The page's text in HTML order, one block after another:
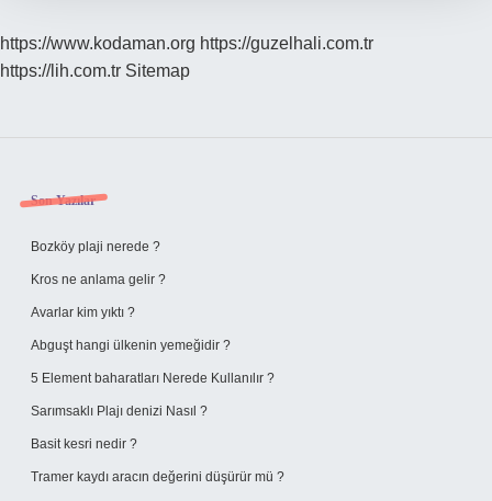
https://www.kodaman.org https://guzelhali.com.tr
https://lih.com.tr Sitemap
Sidebar
Son Yazılar
Bozköy plaji nerede ?
Kros ne anlama gelir ?
Avarlar kim yıktı ?
Abguşt hangi ülkenin yemeğidir ?
5 Element baharatları Nerede Kullanılır ?
Sarımsaklı Plajı denizi Nasıl ?
Basit kesri nedir ?
Tramer kaydı aracın değerini düşürür mü ?